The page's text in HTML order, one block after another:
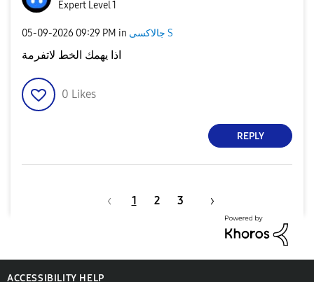
Expert Level 1
‎05-09-2026 09:29 PM in جالاكسى S
اذا يهمك الخط لاتفرمة
0 Likes
REPLY
1 2 3
ACCESSIBILITY HELP